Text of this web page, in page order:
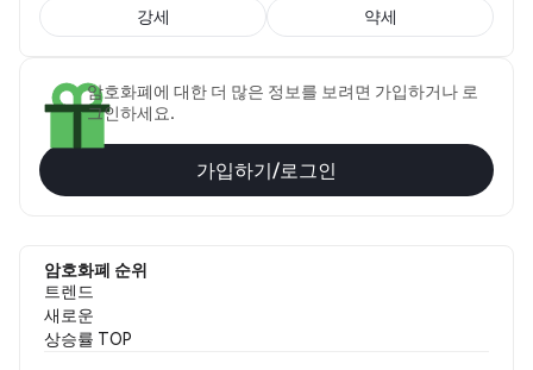
강세 약세
암호화폐에 대한 더 많은 정보를 보려면 가입하거나 로
그인하세요.
가입하기/로그인
암호화폐 순위
트렌드
새로운
상승률 TOP